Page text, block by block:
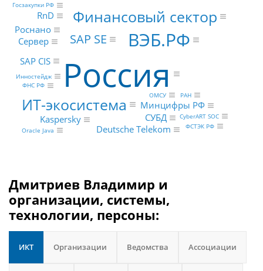
Россия
ВЭБ.РФ
ИТ-экосистема
Финансовый сектор
SAP SE
Минцифры РФ
СУБД
RnD
Роснано
Сервер
Kaspersky
SAP CIS
Deutsche Telekom
Инностейдж
ОМСУ
ФНС РФ
ФСТЭК РФ
CyberART SOC
Oracle Java
Госзакупки РФ
РАН
Дмитриев Владимир и
организации, системы,
технологии, персоны:
ИКТ Организации Ведомства Ассоциации